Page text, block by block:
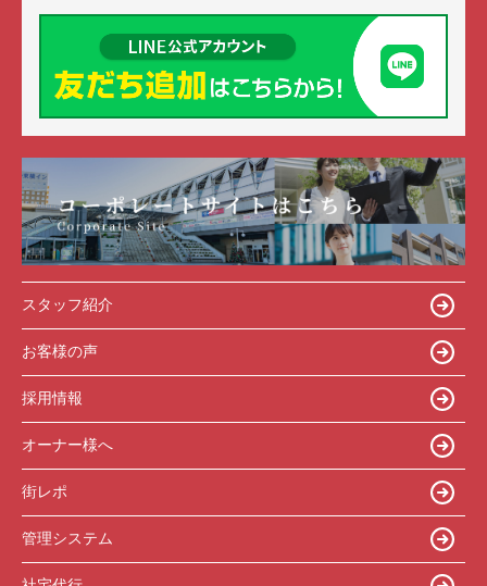
スタッフ紹介
お客様の声
採用情報
オーナー様へ
街レポ
管理システム